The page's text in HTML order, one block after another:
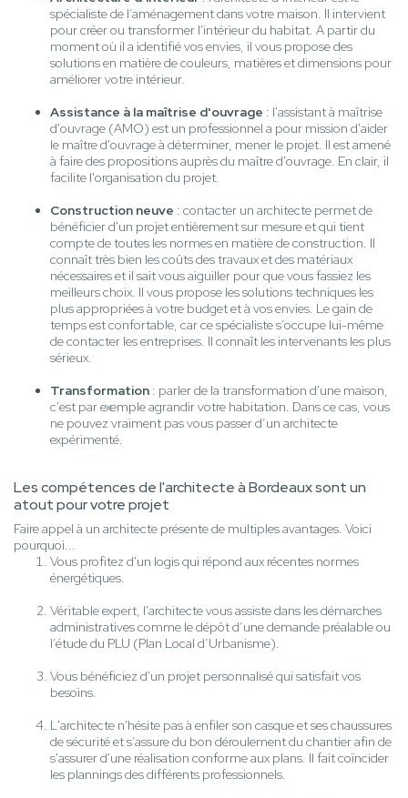
spécialiste de l’aménagement dans votre maison. Il intervient
pour créer ou transformer l'intérieur du habitat. A partir du
moment où il a identifié vos envies, il vous propose des
solutions en matière de couleurs, matières et dimensions pour
améliorer votre intérieur.
Assistance à la maîtrise d'ouvrage : l'assistant à maîtrise
d'ouvrage (AMO) est un professionnel a pour mission d'aider
le maître d'ouvrage à déterminer, mener le projet. Il est amené
à faire des propositions auprès du maître d'ouvrage. En clair, il
facilite l'organisation du projet.
Construction neuve : contacter un architecte permet de
bénéficier d'un projet entièrement sur mesure et qui tient
compte de toutes les normes en matière de construction. Il
connaît très bien les coûts des travaux et des matériaux
nécessaires et il sait vous aiguiller pour que vous fassiez les
meilleurs choix. Il vous propose les solutions techniques les
plus appropriées à votre budget et à vos envies. Le gain de
temps est confortable, car ce spécialiste s’occupe lui-même
de contacter les entreprises. Il connaît les intervenants les plus
sérieux.
Transformation : parler de la transformation d'une maison,
c'est par exemple agrandir votre habitation. Dans ce cas, vous
ne pouvez vraiment pas vous passer d’un architecte
expérimenté.
Les compétences de l'architecte à Bordeaux sont un
atout pour votre projet
Faire appel à un architecte présente de multiples avantages. Voici
pourquoi...
Vous profitez d'un logis qui répond aux récentes normes
énergétiques.
Véritable expert, l'architecte vous assiste dans les démarches
administratives comme le dépôt d’une demande préalable ou
l’étude du PLU (Plan Local d’Urbanisme).
Vous bénéficiez d'un projet personnalisé qui satisfait vos
besoins.
L'architecte n'hésite pas à enfiler son casque et ses chaussures
de sécurité et s’assure du bon déroulement du chantier afin de
s'assurer d'une réalisation conforme aux plans. Il fait coïncider
les plannings des différents professionnels.